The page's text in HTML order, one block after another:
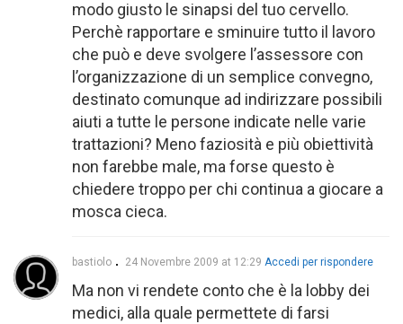
modo giusto le sinapsi del tuo cervello.
Perchè rapportare e sminuire tutto il lavoro
che può e deve svolgere l’assessore con
l’organizzazione di un semplice convegno,
destinato comunque ad indirizzare possibili
aiuti a tutte le persone indicate nelle varie
trattazioni? Meno faziosità e più obiettività
non farebbe male, ma forse questo è
chiedere troppo per chi continua a giocare a
mosca cieca.
bastiolo 24 Novembre 2009 at 12:29 Accedi per rispondere
Ma non vi rendete conto che è la lobby dei
medici, alla quale permettete di farsi